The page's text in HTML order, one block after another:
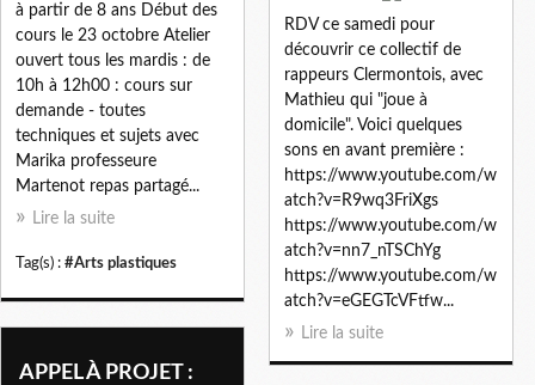
à partir de 8 ans Début des
cours le 23 octobre Atelier
ouvert tous les mardis : de
10h à 12h00 : cours sur
demande - toutes
techniques et sujets avec
Marika professeure
Martenot repas partagé...
Lire la suite
Tag(s) : #Arts plastiques
RDV ce samedi pour
découvrir ce collectif de
rappeurs Clermontois, avec
Mathieu qui "joue à
domicile". Voici quelques
sons en avant première :
https://www.youtube.com/w
atch?v=R9wq3FriXgs
https://www.youtube.com/w
atch?v=nn7_nTSChYg
https://www.youtube.com/w
atch?v=eGEGTcVFtfw...
Lire la suite
APPEL À PROJET :